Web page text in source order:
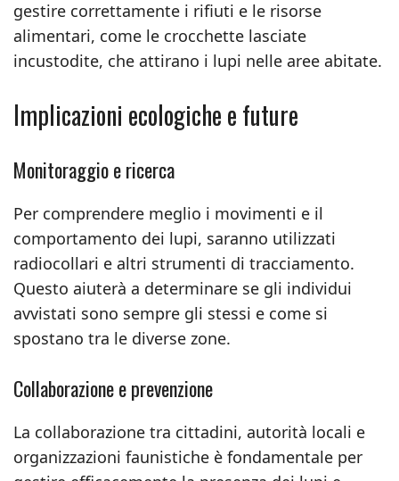
gestire correttamente i rifiuti e le risorse
alimentari, come le crocchette lasciate
incustodite, che attirano i lupi nelle aree abitate.
Implicazioni ecologiche e future
Monitoraggio e ricerca
Per comprendere meglio i movimenti e il
comportamento dei lupi, saranno utilizzati
radiocollari e altri strumenti di tracciamento.
Questo aiuterà a determinare se gli individui
avvistati sono sempre gli stessi e come si
spostano tra le diverse zone.
Collaborazione e prevenzione
La collaborazione tra cittadini, autorità locali e
organizzazioni faunistiche è fondamentale per